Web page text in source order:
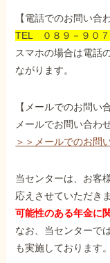
【電話でのお問い合
TEL ０８９－９０７
スマホの場合は電話
ながります。
【メールでのお問い
メールでお問い合わ
＞＞メールでのお問
当センターは、お客
応えさせていただき
可能性のある年金に
なお、当センターで
も実施しております。